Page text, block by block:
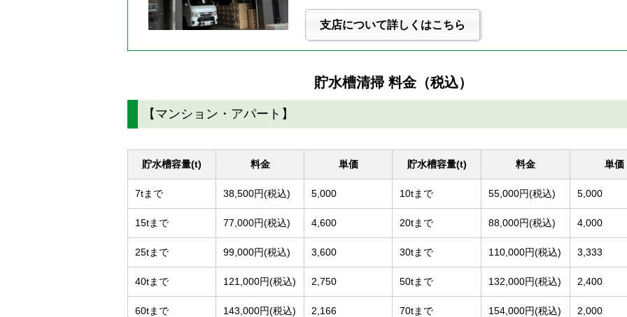
支店について詳しくはこちら
貯水槽清掃 料金（税込）
【マンション・アパート】
貯水槽容量(t) 料金 単価 貯水槽容量(t) 料金 単価
7tまで 38,500円(税込) 5,000 10tまで 55,000円(税込) 5,000
15tまで 77,000円(税込) 4,600 20tまで 88,000円(税込) 4,000
25tまで 99,000円(税込) 3,600 30tまで 110,000円(税込) 3,333
40tまで 121,000円(税込) 2,750 50tまで 132,000円(税込) 2,400
60tまで 143,000円(税込) 2,166 70tまで 154,000円(税込) 2,000